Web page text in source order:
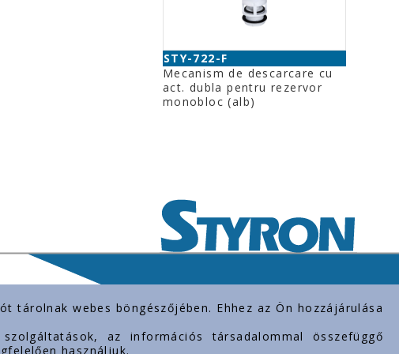
STY-722-F
Mecanism de descarcare cu
act. dubla pentru rezervor
monobloc (alb)
tárolnak webes böngészőjében. Ehhez az Ön hozzájárulása
az információs társadalommal összefüggő
használjuk.